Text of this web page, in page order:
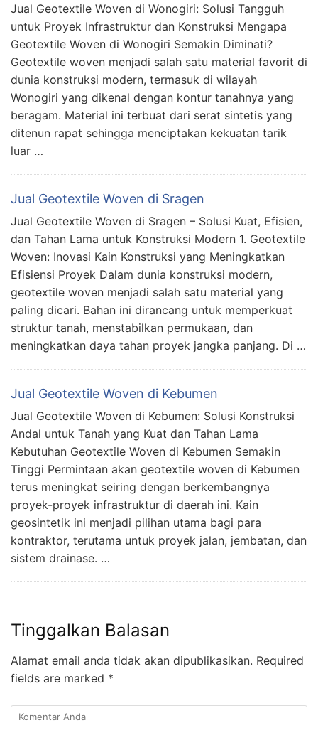
Jual Geotextile Woven di Wonogiri: Solusi Tangguh
untuk Proyek Infrastruktur dan Konstruksi Mengapa
Geotextile Woven di Wonogiri Semakin Diminati?
Geotextile woven menjadi salah satu material favorit di
dunia konstruksi modern, termasuk di wilayah
Wonogiri yang dikenal dengan kontur tanahnya yang
beragam. Material ini terbuat dari serat sintetis yang
ditenun rapat sehingga menciptakan kekuatan tarik
luar …
Jual Geotextile Woven di Sragen
Jual Geotextile Woven di Sragen – Solusi Kuat, Efisien,
dan Tahan Lama untuk Konstruksi Modern 1. Geotextile
Woven: Inovasi Kain Konstruksi yang Meningkatkan
Efisiensi Proyek Dalam dunia konstruksi modern,
geotextile woven menjadi salah satu material yang
paling dicari. Bahan ini dirancang untuk memperkuat
struktur tanah, menstabilkan permukaan, dan
meningkatkan daya tahan proyek jangka panjang. Di …
Jual Geotextile Woven di Kebumen
Jual Geotextile Woven di Kebumen: Solusi Konstruksi
Andal untuk Tanah yang Kuat dan Tahan Lama
Kebutuhan Geotextile Woven di Kebumen Semakin
Tinggi Permintaan akan geotextile woven di Kebumen
terus meningkat seiring dengan berkembangnya
proyek-proyek infrastruktur di daerah ini. Kain
geosintetik ini menjadi pilihan utama bagi para
kontraktor, terutama untuk proyek jalan, jembatan, dan
sistem drainase. …
Tinggalkan Balasan
Alamat email anda tidak akan dipublikasikan. Required
fields are marked *